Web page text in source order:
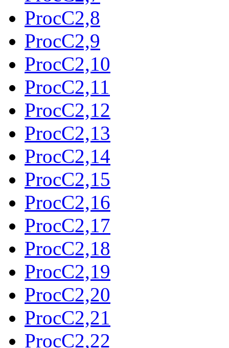
ProcC2,8
ProcC2,9
ProcC2,10
ProcC2,11
ProcC2,12
ProcC2,13
ProcC2,14
ProcC2,15
ProcC2,16
ProcC2,17
ProcC2,18
ProcC2,19
ProcC2,20
ProcC2,21
ProcC2,22